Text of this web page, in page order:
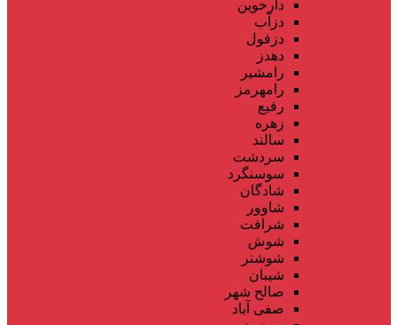
دارخوین
دزآب
دزفول
دهدز
رامشیر
رامهرمز
رفیع
زهره
سالند
سردشت
سوسنگرد
شادگان
شاوور
شرافت
شوش
شوشتر
شیبان
صالح شهر
صفی آباد